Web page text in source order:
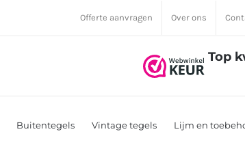
Offerte aanvragen Over ons
Top
Buitentegels Vintage tegels Lijm en